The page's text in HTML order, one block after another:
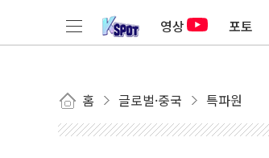
영상 포토
홈 글로벌·중국 특파원